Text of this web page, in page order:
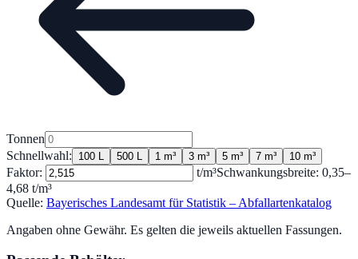
Tonnen
Schnellwahl:
100 L 500 L 1 m³ 3 m³ 5 m³ 7 m³ 10 m³
Faktor: t/m³Schwankungsbreite: 0,35–
4,68 t/m³
Quelle: Bayerisches Landesamt für Statistik – Abfallartenkatalog
Angaben ohne Gewähr. Es gelten die jeweils aktuellen Fassungen.